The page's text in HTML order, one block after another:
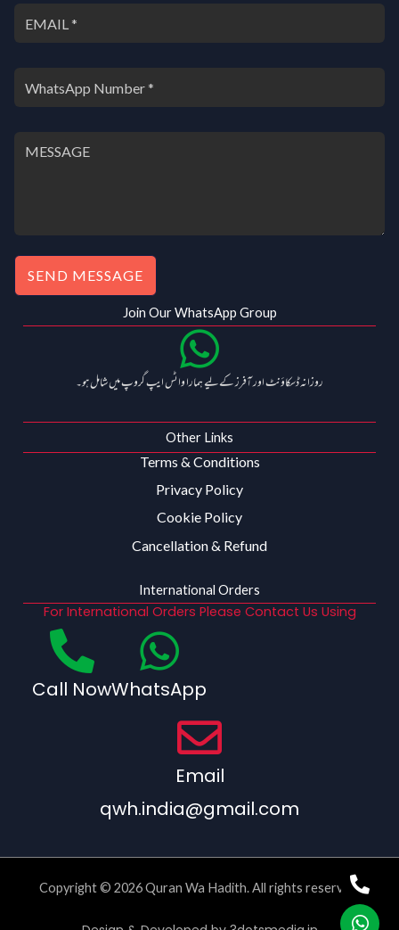
SEND MESSAGE
Join Our WhatsApp Group
روزانہ ڈسکاؤنٹ اور آفرز کے لیے ہمارا واٹس ایپ گروپ میں شامل ہو۔
Other Links
Terms & Conditions
Privacy Policy
Cookie Policy
Cancellation & Refund
International Orders
For International Orders Please Contact Us Using
Call NowWhatsApp
Email
qwh.india@gmail.com
Copyright © 2026 Quran Wa Hadith. All rights reserved.